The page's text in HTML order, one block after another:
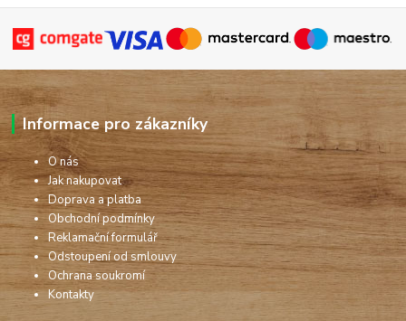
Informace pro zákazníky
O nás
Jak nakupovat
Doprava a platba
Obchodní podmínky
Reklamační formulář
Odstoupení od smlouvy
Ochrana soukromí
Kontakty